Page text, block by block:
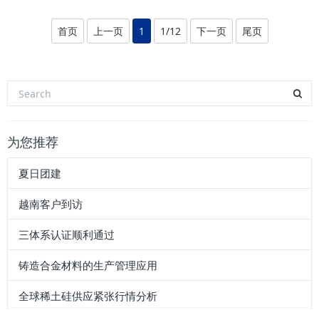
首页 上一页 1 1/12 下一页 尾页
为您推荐
夏日团建
越南客户到访
三体系认证顺利通过
铸造合金材料的生产管理应用
全球稀土硅供应紧张行情分析